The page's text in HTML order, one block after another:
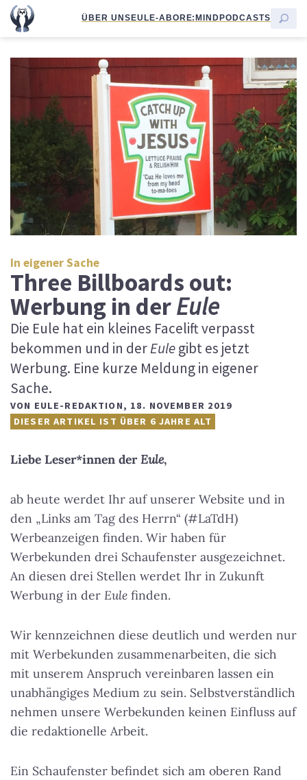
ÜBER UNSEULE-ABORE:MINDPODCASTS
In eigener Sache
Three Billboards out:
Werbung in derEule
Die Eule hat ein kleines Facelift verpasst
bekommen und in derEulegibt es jetzt
Werbung. Eine kurze Meldung in eigener
Sache.
VON EULE-REDAKTION, 18. NOVEMBER 2019
DIESER ARTIKEL IST ÜBER 6 JAHRE ALT
Liebe Leser*innen derEule,
ab heute werdet Ihr auf unserer Website und in
den „Links am Tag des Herrn“ (#LaTdH)
Werbeanzeigen finden. Wir haben für
Werbekunden drei Schaufenster ausgezeichnet.
An diesen drei Stellen werdet Ihr in Zukunft
Werbung in der Eule finden.
Wir kennzeichnen diese deutlich und werden nur
mit Werbekunden zusammenarbeiten, die sich
mit unserem Anspruch vereinbaren lassen ein
unabhängiges Medium zu sein. Selbstverständlich
nehmen unsere Werbekunden keinen Einfluss auf
die redaktionelle Arbeit.
Ein Schaufenster befindet sich am oberen Rand